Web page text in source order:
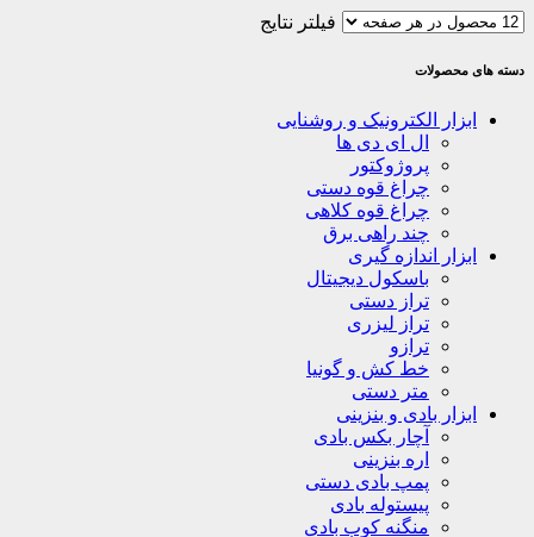
فیلتر نتایج
دسته های محصولات
ابزار الکترونیک و روشنایی
ال ای دی ها
پروژوکتور
چراغ قوه دستی
چراغ قوه کلاهی
چند راهی برق
ابزار اندازه گیری
باسکول دیجیتال
تراز دستی
تراز لیزری
ترازو
خط کش و گونیا
متر دستی
ابزار بادی و بنزینی
آچار بکس بادی
اره بنزینی
پمپ بادی دستی
پیستوله بادی
منگنه کوب بادی